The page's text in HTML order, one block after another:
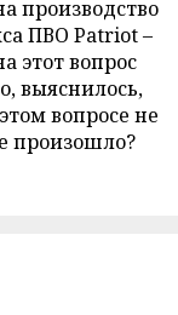
производство
ПВО Patriot –
этот вопрос
выяснилось,
вопросе не
произошло?